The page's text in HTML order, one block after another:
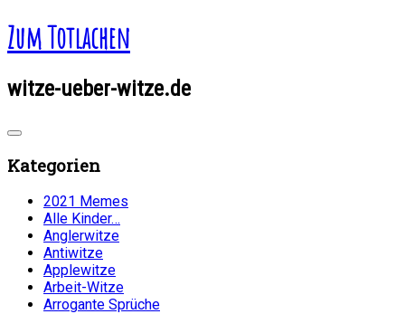
Zum Totlachen
witze-ueber-witze.de
Kategorien
2021 Memes
Alle Kinder…
Anglerwitze
Antiwitze
Applewitze
Arbeit-Witze
Arrogante Sprüche